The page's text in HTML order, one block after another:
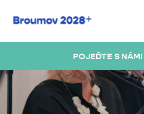
POJEĎTE S